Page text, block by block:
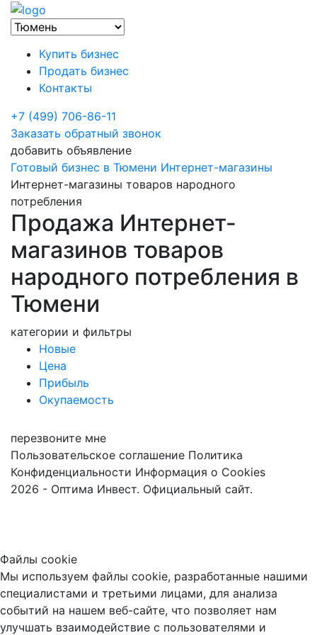
Купить бизнес
Продать бизнес
Контакты
+7 (499) 706-86-11
Заказать обратный звонок
добавить объявление
Готовый бизнес в Тюмени Интернет-магазины
Интернет-магазины товаров народного
потребления
Продажа Интернет-
магазинов товаров
народного потребления в
Тюмени
категории и фильтры
Новые
Цена
Прибыль
Окупаемость
перезвоните мне
Пользовательское соглашение Политика
Конфиденциальности Информация о Cookies
2026 - Оптима Инвест. Официальный сайт.
Файлы cookie
Мы используем файлы cookie, разработанные нашими
специалистами и третьими лицами, для анализа
событий на нашем веб-сайте, что позволяет нам
улучшать взаимодействие с пользователями и